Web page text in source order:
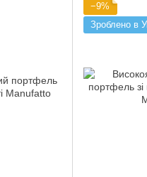
−9%
Зроблено в